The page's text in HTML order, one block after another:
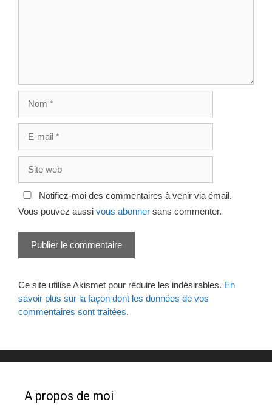
mail
web
Notifiez-moi des commentaires à venir via émail.
Vous pouvez aussi vous abonner sans commenter.
Ce site utilise Akismet pour réduire les indésirables. En
savoir plus sur la façon dont les données de vos
commentaires sont traitées.
A propos de moi